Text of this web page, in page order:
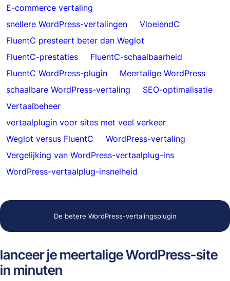
E-commerce vertaling
snellere WordPress-vertalingen
VloeiendC
FluentC presteert beter dan Weglot
FluentC-prestaties
FluentC-schaalbaarheid
FluentC WordPress-plugin
Meertalige WordPress
schaalbare WordPress-vertaling
SEO-optimalisatie
Vertaalbeheer
vertaalplugin voor sites met veel verkeer
Weglot versus FluentC
WordPress-vertaling
Vergelijking van WordPress-vertaalplug-ins
WordPress-vertaalplug-insnelheid
De betere WordPress-vertalingsplugin
lanceer je meertalige WordPress-site
in minuten